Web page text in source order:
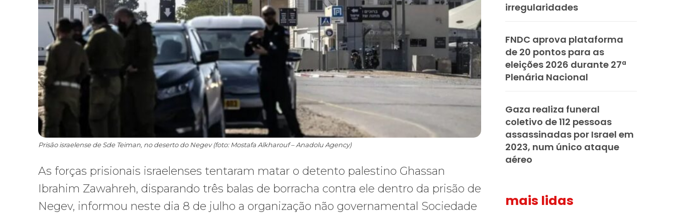
Prisão israelense de Sde Teiman, no deserto do Negev (foto: Mostafa Alkharouf – Anadolu Agency)
As forças prisionais israelenses tentaram matar o detento palestino Ghassan
Ibrahim Zawahreh, disparando três balas de borracha contra ele dentro da prisão de
Negev, informou neste dia 8 de julho a organização não governamental Sociedade
irregularidades
FNDC aprova plataforma
de 20 pontos para as
eleições 2026 durante 27ª
Plenária Nacional
Gaza realiza funeral
coletivo de 112 pessoas
assassinadas por Israel em
2023, num único ataque
aéreo
mais lidas